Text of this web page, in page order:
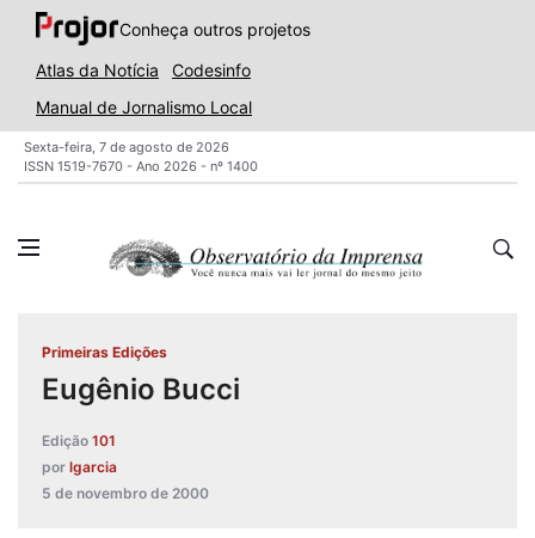
Conheça outros projetos
Atlas da Notícia
Codesinfo
Manual de Jornalismo Local
Sexta-feira, 7 de agosto de 2026
ISSN 1519-7670 - Ano 2026 - nº 1400
Primeiras Edições
Eugênio Bucci
Edição 101
por lgarcia
5 de novembro de 2000